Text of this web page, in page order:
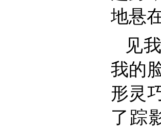
地悬
见
我的
形灵
了踪